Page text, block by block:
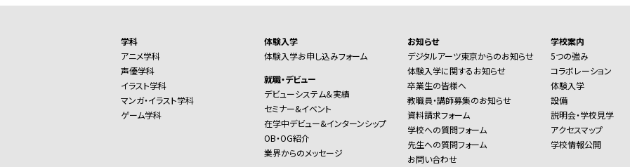
学科
アニメ学科
声優学科
イラスト学科
マンガ・イラスト学科
ゲーム学科
体験入学
体験入学お申し込みフォーム
就職・デビュー
デビューシステム＆実績
セミナー&イベント
在学中デビュー&インターンシップ
OB・OG紹介
業界からのメッセージ
お知らせ
デジタルアーツ東京からのお知らせ
体験入学に関するお知らせ
卒業生の皆様へ
教職員・講師募集のお知らせ
資料請求フォーム
学校への質問フォーム
先生への質問フォーム
お問い合わせ
学校案内
5つの強み
コラボレーション
体験入学
設備
説明会・学校見学
アクセスマップ
学校情報公開